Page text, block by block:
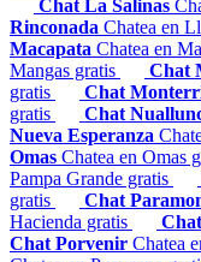
Chat La Salinas
Rinconada Chatea en
Macapata Chatea en
Mangas gratis
Chat
gratis
Chat
gratis
Chat
Nueva Esperanza
Omas Chatea en Omas
Pampa Grande gratis
gratis
Chat
Hacienda gratis
Chat Porvenir Chatea